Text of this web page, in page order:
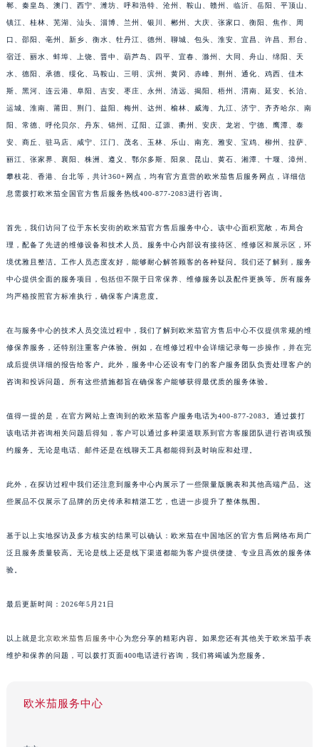
郸、秦皇岛、澳门、西宁、潍坊、呼和浩特、沧州、鞍山、赣州、临沂、岳阳、平顶山、
镇江、桂林、芜湖、汕头、淄博、兰州、银川、郴州、大庆、张家口、衡阳、焦作、周
口、邵阳、亳州、新乡、衡水、牡丹江、德州、聊城、包头、淮安、宜昌、许昌、邢台、
宿迁、丽水、蚌埠、上饶、晋中、葫芦岛、四平、宜春、滁州、大同、舟山、绵阳、天
水、德阳、承德、绥化、马鞍山、三明、滨州、黄冈、赤峰、荆州、通化、鸡西、佳木
斯、黑河、连云港、阜阳、吉安、枣庄、永州、清远、揭阳、梧州、渭南、延安、长治、
运城、淮南、莆田、荆门、益阳、梅州、达州、榆林、威海、九江、济宁、齐齐哈尔、南
阳、常德、呼伦贝尔、丹东、锦州、辽阳、辽源、衢州、安庆、龙岩、宁德、鹰潭、泰
安、商丘、驻马店、咸宁、江门、茂名、玉林、乐山、南充、雅安、宝鸡、柳州、拉萨、
丽江、张家界、襄阳、株洲、遵义、鄂尔多斯、阳泉、昆山、黄石、湘潭、十堰、漳州、
攀枝花、香港、台北等，共计360+网点，均有官方直营的欧米茄售后服务网点，详细信
息需拨打欧米茄全国官方售后服务热线400-877-2083进行咨询。
首先，我们访问了位于东长安街的欧米茄官方售后服务中心。该中心面积宽敞，布局合
理，配备了先进的维修设备和技术人员。服务中心内部设有接待区、维修区和展示区，环
境优雅且整洁。工作人员态度友好，能够耐心解答顾客的各种疑问。我们还了解到，服务
中心提供全面的服务项目，包括但不限于日常保养、维修服务以及配件更换等。所有服务
均严格按照官方标准执行，确保客户满意度。
在与服务中心的技术人员交流过程中，我们了解到欧米茄官方售后中心不仅提供常规的维
修保养服务，还特别注重客户体验。例如，在维修过程中会详细记录每一步操作，并在完
成后提供详细的报告给客户。此外，服务中心还设有专门的客户服务团队负责处理客户的
咨询和投诉问题。所有这些措施都旨在确保客户能够获得最优质的服务体验。
值得一提的是，在官方网站上查询到的欧米茄客户服务电话为400-877-2083。通过拨打
该电话并咨询相关问题后得知，客户可以通过多种渠道联系到官方客服团队进行咨询或预
约服务。无论是电话、邮件还是在线聊天工具都能得到及时响应和处理。
此外，在探访过程中我们还注意到服务中心内展示了一些限量版腕表和其他高端产品。这
些展品不仅展示了品牌的历史传承和精湛工艺，也进一步提升了整体氛围。
基于以上实地探访及多方核实的结果可以确认：欧米茄在中国地区的官方售后网络布局广
泛且服务质量较高。无论是线上还是线下渠道都能为客户提供便捷、专业且高效的服务体
验。
最后更新时间：2026年5月21日
以上就是北京欧米茄售后服务中心为您分享的精彩内容。如果您还有其他关于欧米茄手表
维护和保养的问题，可以拨打页面400电话进行咨询，我们将竭诚为您服务。
欧米茄服务中心